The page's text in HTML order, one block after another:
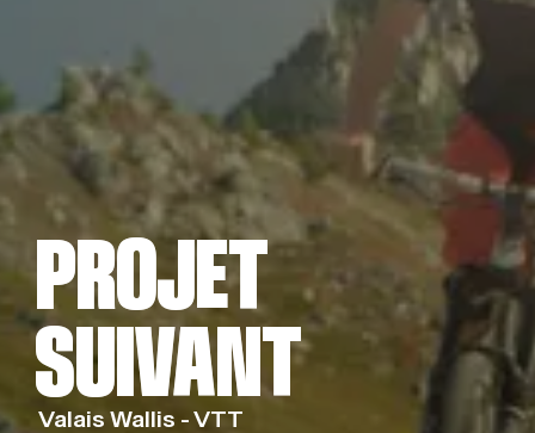
PROJET
SUIVANT
PROJET
SUIVANT
Valais Wallis - VTT